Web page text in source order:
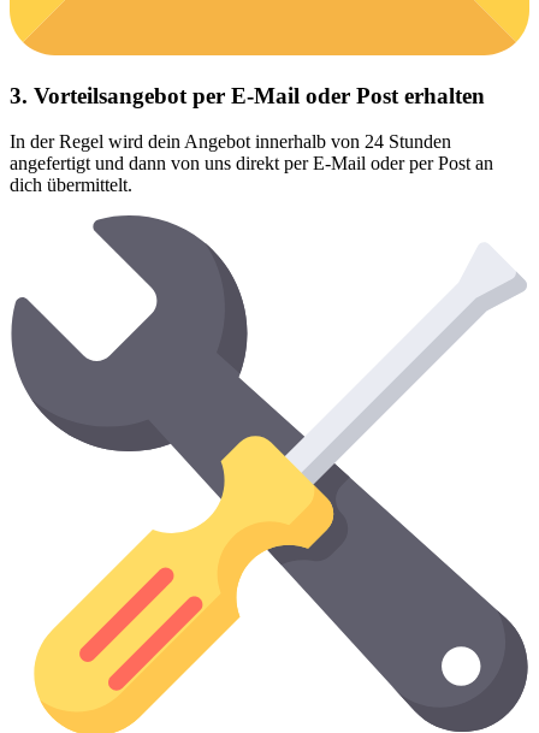
3. Vorteilsangebot per E-Mail oder Post erhalten
In der Regel wird dein Angebot innerhalb von 24 Stunden
angefertigt und dann von uns direkt per E-Mail oder per Post an
dich übermittelt.